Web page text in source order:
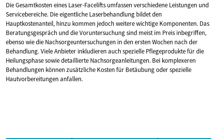
Die Gesamtkosten eines Laser-Facelifts umfassen verschiedene Leistungen und
Servicebereiche. Die eigentliche Laserbehandlung bildet den
Hauptkostenanteil, hinzu kommen jedoch weitere wichtige Komponenten. Das
Beratungsgespräch und die Voruntersuchung sind meist im Preis inbegriffen,
ebenso wie die Nachsorgeuntersuchungen in den ersten Wochen nach der
Behandlung. Viele Anbieter inkludieren auch spezielle Pflegeprodukte für die
Heilungsphase sowie detaillierte Nachsorgeanleitungen. Bei komplexeren
Behandlungen können zusätzliche Kosten für Betäubung oder spezielle
Hautvorbereitungen anfallen.